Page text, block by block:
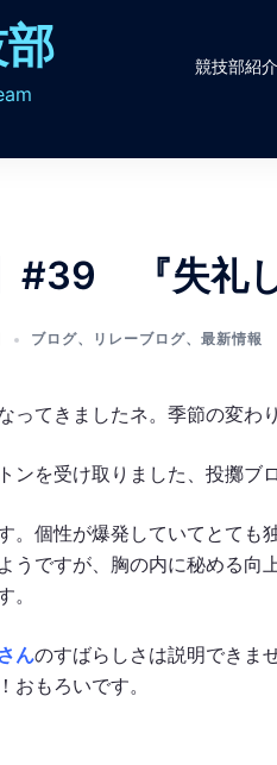
競技部紹介
#39 『失礼
ブログ、 リレーブログ、 最新情報
ってきましたネ。季節の変わ
ンを受け取りました、投擲ブ
。個性が爆発していてとても
うですが、胸の内に秘める向
。
んのすばらしさは説明できませ
おもろいです。